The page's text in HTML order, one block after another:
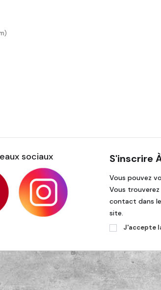
sociaux S'inscrire
Vous pouvez
Vous
contact dans
site.
J'accepte